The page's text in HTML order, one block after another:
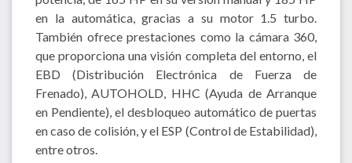
en la automática, gracias a su motor 1.5 turbo.
También ofrece prestaciones como la cámara 360,
que proporciona una visión completa del entorno, el
EBD (Distribución Electrónica de Fuerza de
Frenado), AUTOHOLD, HHC (Ayuda de Arranque
en Pendiente), el desbloqueo automático de puertas
en caso de colisión, y el ESP (Control de Estabilidad),
entre otros.